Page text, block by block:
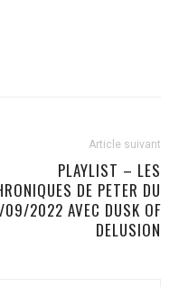
Article suivant
PLAYLIST – LES
DE PETER DU
2022 AVEC DUSK OF
DELUSION